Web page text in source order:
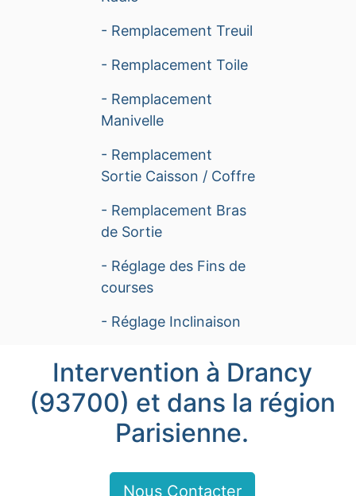
- Remplacement Treuil
- Remplacement Toile
- Remplacement
Manivelle
- Remplacement
Sortie Caisson / Coffre
- Remplacement Bras
de Sortie
- Réglage des Fins de
courses
- Réglage Inclinaison
Intervention à Drancy
(93700) et dans la région
Parisienne.
Nous Contacter